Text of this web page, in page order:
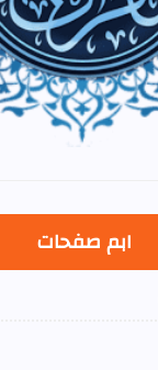
اہم صفحات